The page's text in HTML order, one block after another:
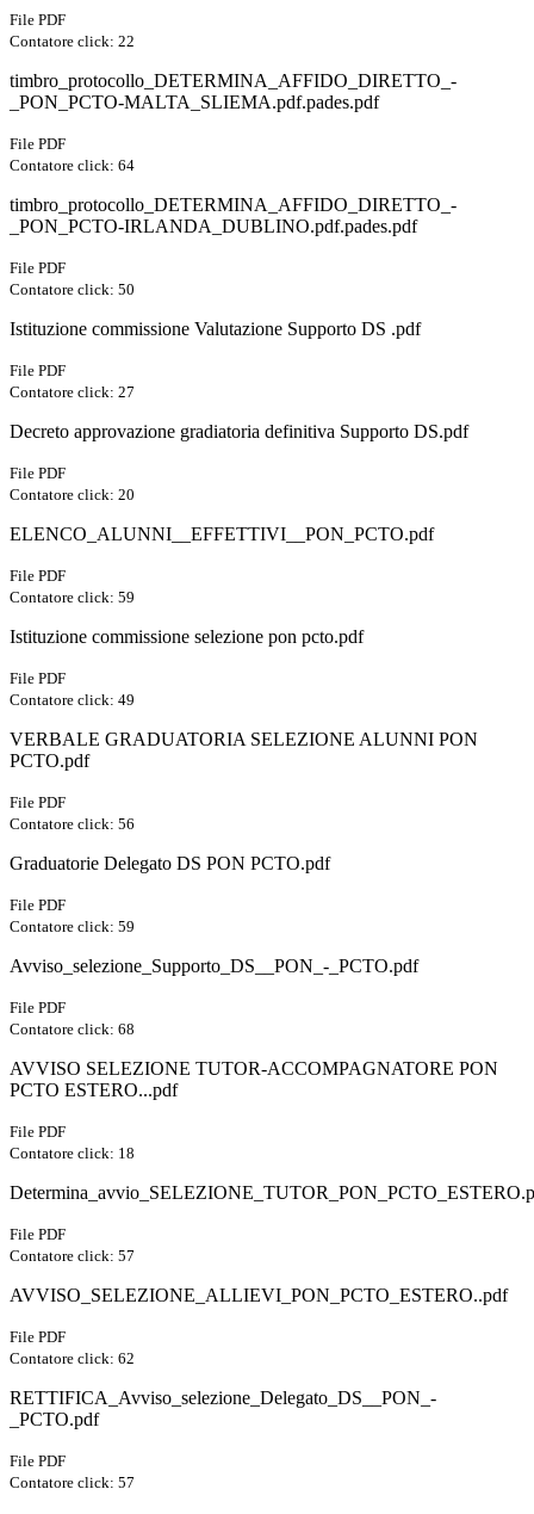
File PDF
Contatore click: 22
timbro_protocollo_DETERMINA_AFFIDO_DIRETTO_-
_PON_PCTO-MALTA_SLIEMA.pdf.pades.pdf
File PDF
Contatore click: 64
timbro_protocollo_DETERMINA_AFFIDO_DIRETTO_-
_PON_PCTO-IRLANDA_DUBLINO.pdf.pades.pdf
File PDF
Contatore click: 50
Istituzione commissione Valutazione Supporto DS .pdf
File PDF
Contatore click: 27
Decreto approvazione gradiatoria definitiva Supporto DS.pdf
File PDF
Contatore click: 20
ELENCO_ALUNNI__EFFETTIVI__PON_PCTO.pdf
File PDF
Contatore click: 59
Istituzione commissione selezione pon pcto.pdf
File PDF
Contatore click: 49
VERBALE GRADUATORIA SELEZIONE ALUNNI PON
PCTO.pdf
File PDF
Contatore click: 56
Graduatorie Delegato DS PON PCTO.pdf
File PDF
Contatore click: 59
Avviso_selezione_Supporto_DS__PON_-_PCTO.pdf
File PDF
Contatore click: 68
AVVISO SELEZIONE TUTOR-ACCOMPAGNATORE PON
PCTO ESTERO...pdf
File PDF
Contatore click: 18
File PDF
Contatore click: 57
AVVISO_SELEZIONE_ALLIEVI_PON_PCTO_ESTERO..pdf
File PDF
Contatore click: 62
RETTIFICA_Avviso_selezione_Delegato_DS__PON_-
_PCTO.pdf
File PDF
Contatore click: 57